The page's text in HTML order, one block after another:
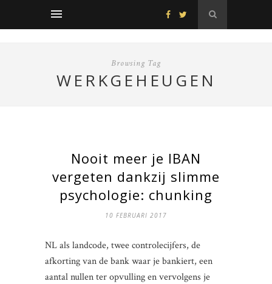
Browsing Tag
WERKGEHEUGEN
Nooit meer je IBAN
vergeten dankzij slimme
psychologie: chunking
10 FEBRUARI 2017
NL als landcode, twee controlecijfers, de
afkorting van de bank waar je bankiert, een
aantal nullen ter opvulling en vervolgens je